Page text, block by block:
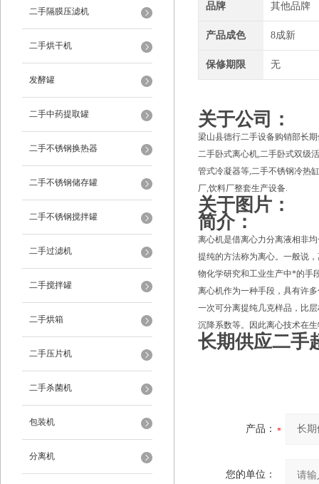
二手隔膜压滤机
二手烘干机
发酵罐
二手中药提取罐
二手不锈钢换热器
二手不锈钢储存罐
二手不锈钢搅拌罐
二手过滤机
二手搅拌罐
二手烘箱
二手压片机
二手杀菌机
包装机
分离机
品牌 其他品牌
产品成色 8成新
保修期限 无
关于公司：
梁山县德行二手设备购销部长
二手卧式离心机,二手卧式双级
管式冷凝器等,二手不锈钢冷热
厂,饮料厂整套生产设备.
关于图片：
简介：
离心机是借离心力分离液相非
提纯的方法称为离心。一般说
物化学研究和工业生产中*的手
离心机作为一种手段，具有许
一次可分离提纯几克样品，比
沉降系数等。因此离心技术在
长期供应二手
产品：
您的单位：